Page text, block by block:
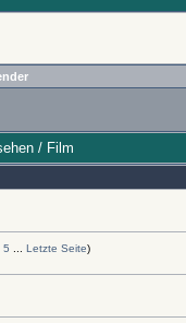
/ Film
5 Letzte Seite)